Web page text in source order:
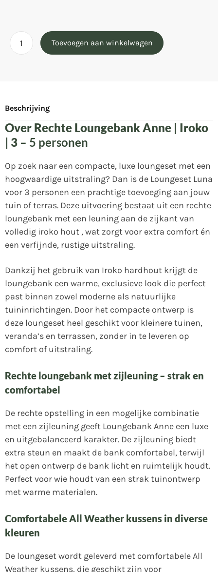
Toevoegen aan winkelwagen
Beschrijving
Over Rechte Loungebank Anne | Iroko
| 3 – 5 personen
Op zoek naar een compacte, luxe loungeset met een
hoogwaardige uitstraling? Dan is de Loungeset Luna
voor 3 personen een prachtige toevoeging aan jouw
tuin of terras. Deze uitvoering bestaat uit een rechte
loungebank met een leuning aan de zijkant van
volledig iroko hout , wat zorgt voor extra comfort én
een verfijnde, rustige uitstraling.
Dankzij het gebruik van Iroko hardhout krijgt de
loungebank een warme, exclusieve look die perfect
past binnen zowel moderne als natuurlijke
tuininrichtingen. Door het compacte ontwerp is
deze loungeset heel geschikt voor kleinere tuinen,
veranda’s en terrassen, zonder in te leveren op
comfort of uitstraling.
Rechte loungebank met zijleuning – strak en
comfortabel
De rechte opstelling in een mogelijke combinatie
met een zijleuning geeft Loungebank Anne een luxe
en uitgebalanceerd karakter. De zijleuning biedt
extra steun en maakt de bank comfortabel, terwijl
het open ontwerp de bank licht en ruimtelijk houdt.
Perfect voor wie houdt van een strak tuinontwerp
met warme materialen.
Comfortabele All Weather kussens in diverse
kleuren
De loungeset wordt geleverd met comfortabele All
Weather kussens, die geschikt zijn voor